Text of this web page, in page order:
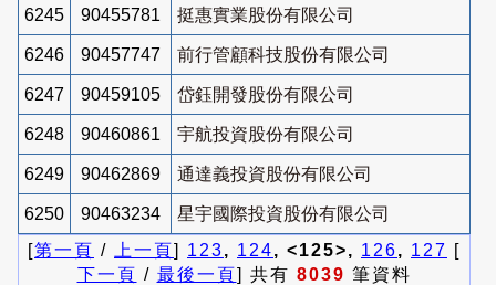
6245 90455781 挺惠實業股份有限公司
6246 90457747 前行管顧科技股份有限公司
6247 90459105 岱鈺開發股份有限公司
6248 90460861 宇航投資股份有限公司
6249 90462869 通達義投資股份有限公司
6250 90463234
星宇國際投資股份有限公司
[第一頁 / 上一頁] 123, 124, <125>, 126, 127 [
下一頁 / 最後一頁] 共有 8039 筆資料